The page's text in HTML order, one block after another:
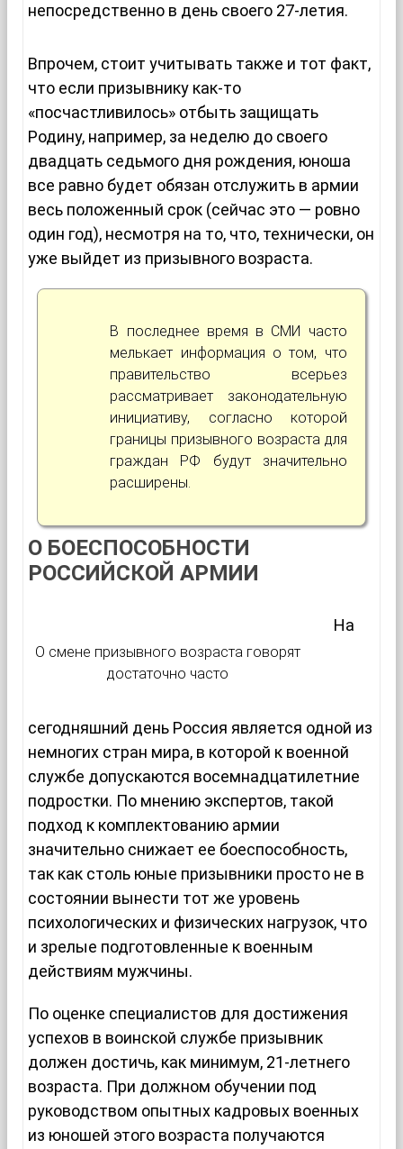
непосредственно в день своего 27-летия.
Впрочем, стоит учитывать также и тот факт,
что если призывнику как-то
«посчастливилось» отбыть защищать
Родину, например, за неделю до своего
двадцать седьмого дня рождения, юноша
все равно будет обязан отслужить в армии
весь положенный срок (сейчас это — ровно
один год), несмотря на то, что, технически, он
уже выйдет из призывного возраста.
В последнее время в СМИ часто
мелькает информация о том, что
правительство всерьез
рассматривает законодательную
инициативу, согласно которой
границы призывного возраста для
граждан РФ будут значительно
расширены.
О БОЕСПОСОБНОСТИ
РОССИЙСКОЙ АРМИИ
О смене призывного возраста говорят
достаточно часто
На
сегодняшний день Россия является одной из
немногих стран мира, в которой к военной
службе допускаются восемнадцатилетние
подростки. По мнению экспертов, такой
подход к комплектованию армии
значительно снижает ее боеспособность,
так как столь юные призывники просто не в
состоянии вынести тот же уровень
психологических и физических нагрузок, что
и зрелые подготовленные к военным
действиям мужчины.
По оценке специалистов для достижения
успехов в воинской службе призывник
должен достичь, как минимум, 21-летнего
возраста. При должном обучении под
руководством опытных кадровых военных
из юношей этого возраста получаются